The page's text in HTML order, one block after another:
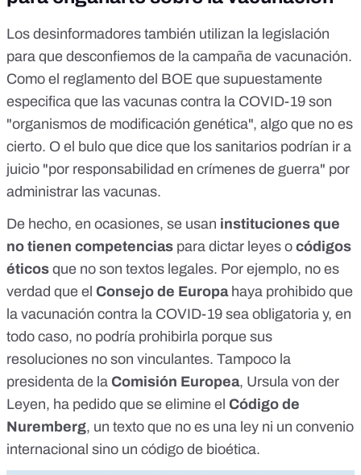
Los desinformadores también utilizan la legislación
para que desconfiemos de la campaña de vacunación.
Como el reglamento del BOE que supuestamente
especifica que las vacunas contra la COVID-19 son
"organismos de modificación genética", algo que no es
cierto. O el bulo que dice que los sanitarios podrían ir a
juicio "por responsabilidad en crímenes de guerra" por
administrar las vacunas.
De hecho, en ocasiones, se usan instituciones que
no tienen competencias para dictar leyes o códigos
éticos que no son textos legales. Por ejemplo, no es
verdad que el Consejo de Europahaya prohibido que
la vacunación contra la COVID-19 sea obligatoria y, en
todo caso, no podría prohibirla porque sus
resoluciones no son vinculantes. Tampoco la
presidenta de la Comisión Europea, Ursula von der
Leyen, ha pedido que se elimine el Código de
Nuremberg, un texto que no es una ley ni un convenio
internacional sino un código de bioética.